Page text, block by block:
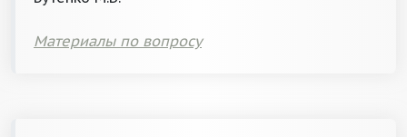
Материалы по вопросу